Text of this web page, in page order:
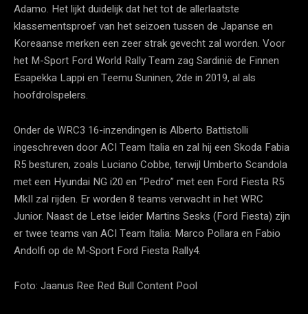
Adamo. Het lijkt duidelijk dat het tot de allerlaatste
klassementsproef van het seizoen tussen de Japanse en
Koreaanse merken een zeer strak gevecht zal worden. Voor
het M-Sport Ford World Rally Team zag Sardinië de Finnen
Esapekka Lappi en Teemu Suninen, 2de in 2019, al als
hoofdrolspelers.
Onder de WRC3 16-inzendingen is Alberto Battistolli
ingeschreven door ACI Team Italia en zal hij een Skoda Fabia
R5 besturen, zoals Luciano Cobbe, terwijl Umberto Scandola
met een Hyundai NG i20 en “Pedro” met een Ford Fiesta R5
MkII zal rijden. Er worden 8 teams verwacht in het WRC
Junior. Naast de Letse leider Martins Sesks (Ford Fiesta) zijn
er twee teams van ACI Team Italia: Marco Pollara en Fabio
Andolfi op de M-Sport Ford Fiesta Rally4.
Foto: Jaanus Ree Red Bull Content Pool